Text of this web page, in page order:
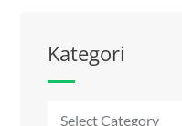
Kategori
Kategori